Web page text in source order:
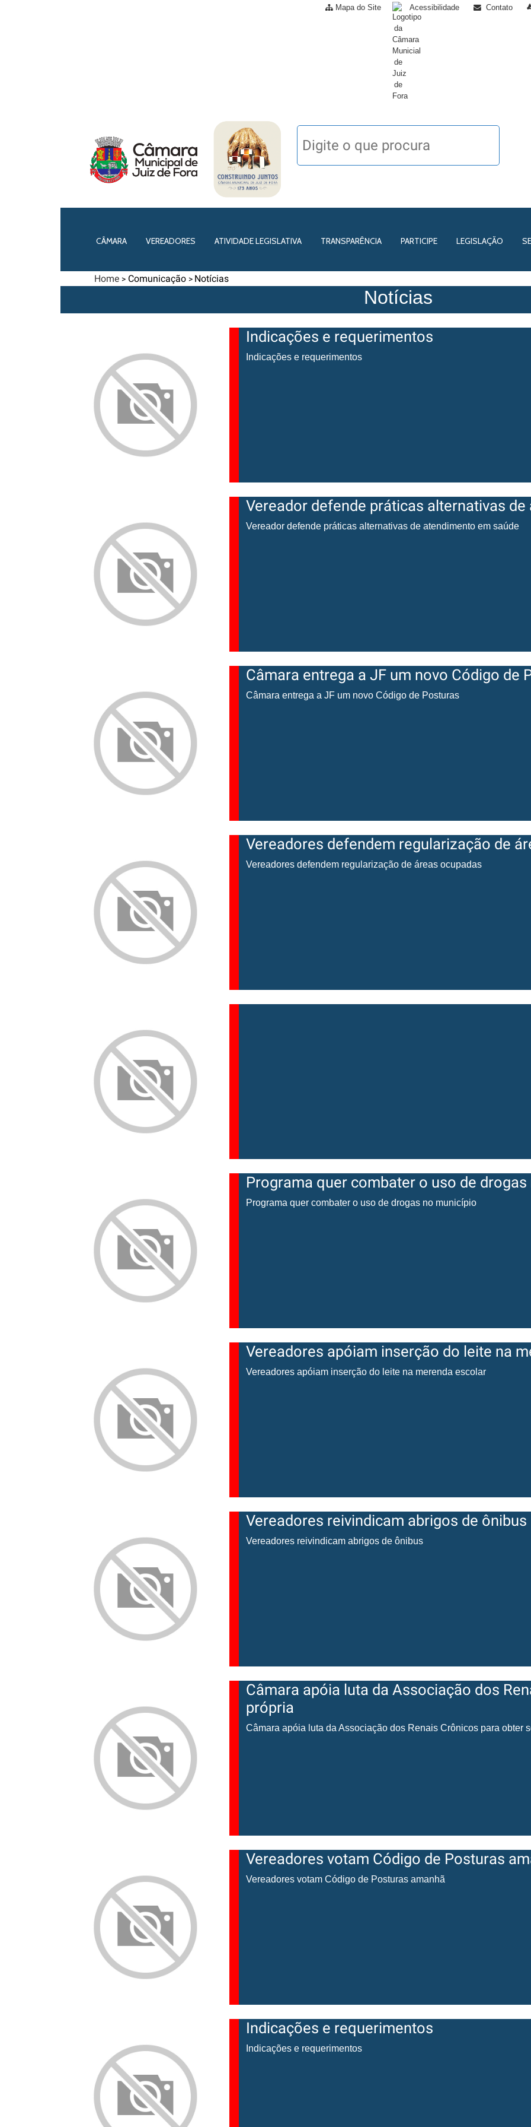
Mapa do Site Acessibilidade Contato
CÂMARA VEREADORES ATIVIDADE LEGISLATIVA TRANSPARÊNCIA PARTICIPE LEGISLAÇÃO
Home > Comunicação > Notícias
Notícias
Indicações e requerimentos
Indicações e requerimentos
Vereador defende práticas alternativas
Vereador defende práticas alternativas de atendimento em saúde
Câmara entrega a JF um novo Código de
Câmara entrega a JF um novo Código de Posturas
Vereadores defendem regularização de
Vereadores defendem regularização de áreas ocupadas
Programa quer combater o uso de
Programa quer combater o uso de drogas no município
Vereadores apóiam inserção do leite na
Vereadores apóiam inserção do leite na merenda escolar
Vereadores reivindicam abrigos de ônibus
Vereadores reivindicam abrigos de ônibus
Câmara apóia luta da Associação dos
própria
Câmara apóia luta da Associação dos Renais Crônicos para obter
Vereadores votam Código de Posturas
Vereadores votam Código de Posturas amanhã
Indicações e requerimentos
Indicações e requerimentos